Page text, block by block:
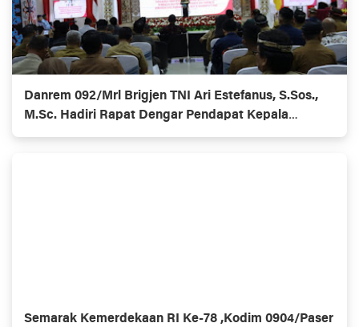
Danrem 092/Mrl Brigjen TNI Ari Estefanus, S.Sos.,
M.Sc. Hadiri Rapat Dengar Pendapat Kepala
Daerah Se-Provinsi Kalimantan Utara
Semarak Kemerdekaan RI Ke-78 ,Kodim 0904/Paser